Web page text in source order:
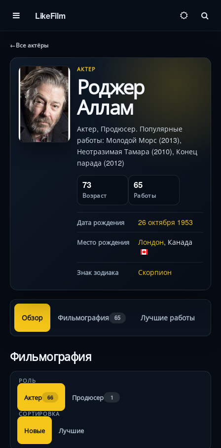
LikeFilm
←Все актёры
АКТЕР
Роджер
Аллам
Актер, Продюсер. Популярные
работы: Молодой Морс (2013),
Неотразимая Тамара (2010), Конец
парада (2012)
73
Возраст
65
Работы
Дата рождения 26 октября 1953
Место рождения Лондон, Канада
Знак зодиака Скорпион
Обзор Фильмография 65 Лучшие работы
Фильмография
РОЛЬ
Актер 66 Продюсер 1
СОРТИРОВКА
Новые Лучшие